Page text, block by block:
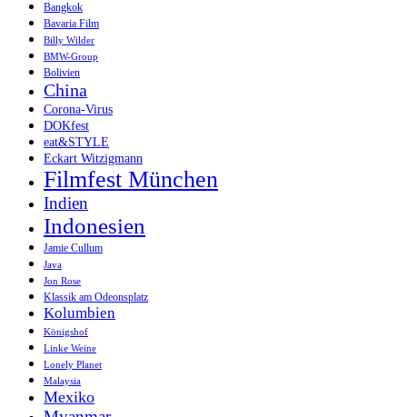
Bangkok
Bavaria Film
Billy Wilder
BMW-Group
Bolivien
China
Corona-Virus
DOKfest
eat&STYLE
Eckart Witzigmann
Filmfest München
Indien
Indonesien
Jamie Cullum
Java
Jon Rose
Klassik am Odeonsplatz
Kolumbien
Königshof
Linke Weine
Lonely Planet
Malaysia
Mexiko